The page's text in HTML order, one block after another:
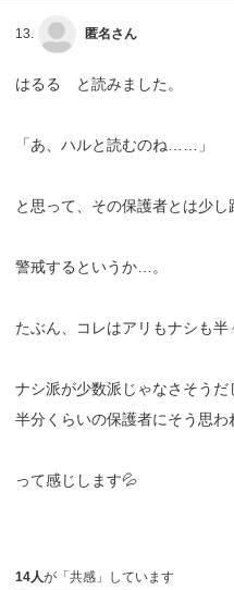
13. 匿名さん
はるる と読みました。
「あ、ハルと読むのね……」
と思って、その保護者とは少
警戒するというか…。
たぶん、コレはアリもナシも半
ナシ派が少数派じゃなさそう
半分くらいの保護者にそう思
って感じします💦
14人が「共感」しています